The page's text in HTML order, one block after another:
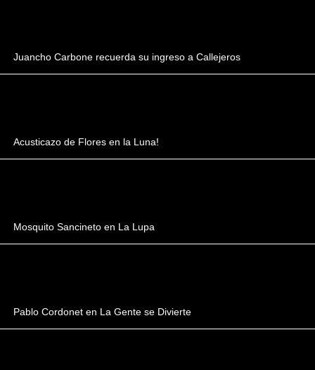
Juancho Carbone recuerda su ingreso a Callejeros
Acusticazo de Flores en la Luna!
Mosquito Sancineto en La Lupa
Pablo Cordonet en La Gente se Divierte